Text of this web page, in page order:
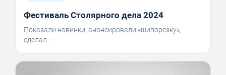
Фестиваль Столярного дела 2024
Показали новинки, анонсировали «шипорезку»,
сделал...